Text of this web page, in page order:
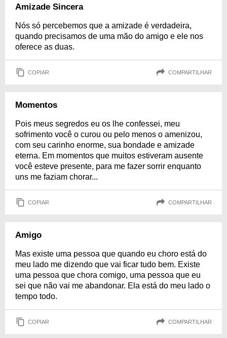
Amizade Sincera
Nós só percebemos que a amizade é verdadeira,
quando precisamos de uma mão do amigo e ele nos
oferece as duas.
COPIAR COMPARTILHAR
Momentos
Pois meus segredos eu os lhe confessei, meu
sofrimento você o curou ou pelo menos o amenizou,
com seu carinho enorme, sua bondade e amizade
eterna. Em momentos que muitos estiveram ausente
você esteve presente, para me fazer sorrir enquanto
uns me faziam chorar...
COPIAR COMPARTILHAR
Amigo
Mas existe uma pessoa que quando eu choro está do
meu lado me dizendo que vai ficar tudo bem. Existe
uma pessoa que chora comigo, uma pessoa que eu
sei que não vai me abandonar. Ela está do meu lado o
tempo todo.
COPIAR COMPARTILHAR